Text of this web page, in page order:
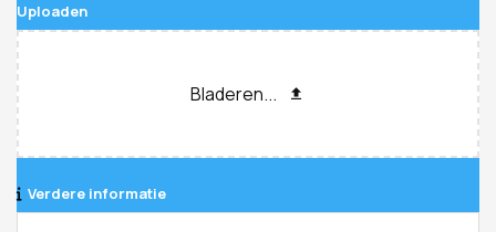
Uploaden
Bladeren...
Verdere informatie